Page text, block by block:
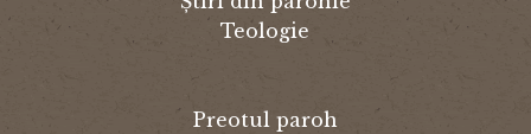
Teologie
Preotul paroh